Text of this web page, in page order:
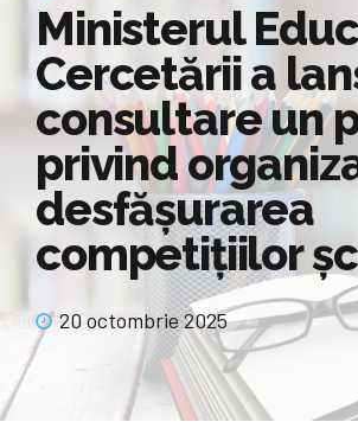
Ministerul
Cercetării a
consultare un
privind
desfășurarea
competițiilor
20 octombrie 2025